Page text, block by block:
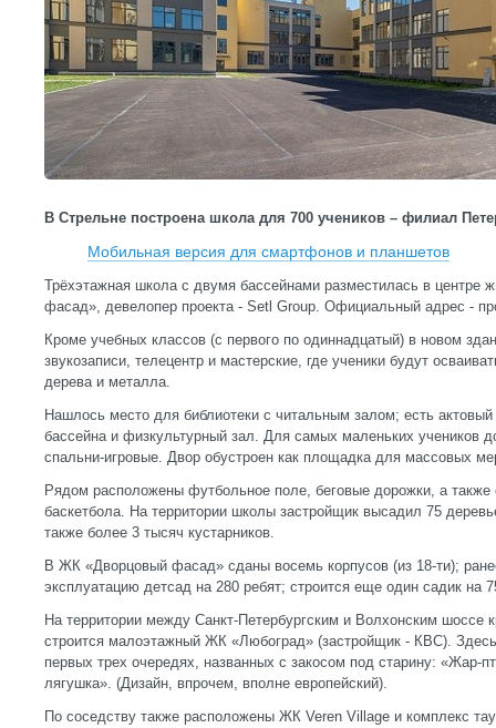
В Стрельне построена школа для 700 учеников – филиал
Мобильная версия для смартфонов и планшетов
Трёхэтажная школа с двумя бассейнами разместилась в центре
фасад», девелопер проекта - Setl Group. Официальный адрес -
Кроме учебных классов (с первого по одиннадцатый) в новом
звукозаписи, телецентр и мастерские, где ученики будут
дерева и металла.
Нашлось место для библиотеки с читальным залом; есть
бассейна и физкультурный зал. Для самых маленьких учеников
спальни-игровые. Двор обустроен как площадка для массовых
Рядом расположены футбольное поле, беговые дорожки, а
баскетбола. На территории школы застройщик высадил 75
также более 3 тысяч кустарников.
В ЖК «Дворцовый фасад» сданы восемь корпусов (из 18-ти);
эксплуатацию детсад на 280 ребят; строится еще один садик на
На территории между Санкт-Петербургским и Волхонским шоссе
строится малоэтажный ЖК «Любоград» (застройщик - КВС).
первых трех очередях, названных с закосом под старину: «Жар-
лягушка». (Дизайн, впрочем, вполне европейский).
По соседству также расположены ЖК Veren Village и комплекс